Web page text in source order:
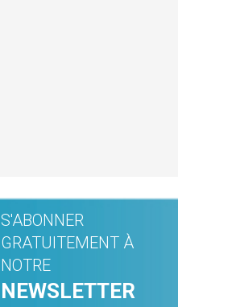
S'ABONNER
GRATUITEMENT À
NOTRE
NEWSLETTER